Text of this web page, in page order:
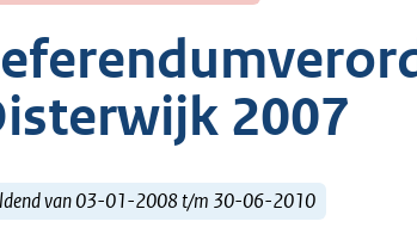
2007
van 03-01-2008 t/m 30-06-2010